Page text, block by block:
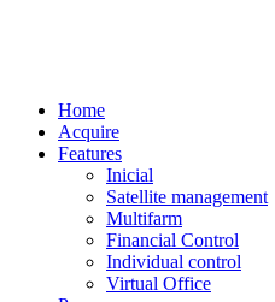
Home
Acquire
Features
Inicial
Satellite management
Multifarm
Financial Control
Individual control
Virtual Office